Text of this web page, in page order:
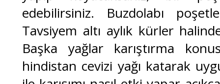
edebilirsiniz. Buzdolabı
Tavsiyem altı aylık kürler
Başka yağlar karıştırma
hindistan cevizi yağı katarak